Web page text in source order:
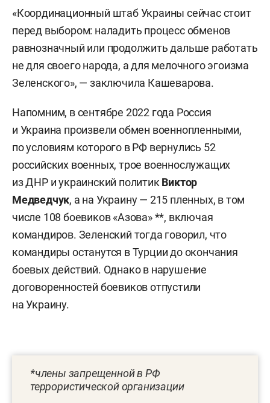
«Координационный штаб Украины сейчас стоит
перед выбором: наладить процесс обменов
равнозначный или продолжить дальше работать
не для своего народа, а для мелочного эгоизма
Зеленского», — заключила Кашеварова.
Напомним, в сентябре 2022 года Россия
и Украина произвели обмен военнопленными,
по условиям которого в РФ вернулись 52
российских военных, трое военнослужащих
из ДНР и украинский политик Виктор
Медведчук, а на Украину — 215 пленных, в том
числе 108 боевиков «Азова» **, включая
командиров. Зеленский тогда говорил, что
командиры останутся в Турции до окончания
боевых действий. Однако в нарушение
договоренностей боевиков отпустили
на Украину.
*члены запрещенной в РФ
террористической организации